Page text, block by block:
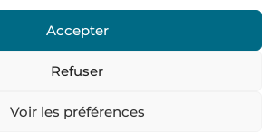
Accepter
Refuser
Voir les préférences
d’ouverture :
9:00 – 12:00 / 14:00 – 17:00
: 9:00 – 12:00
–Politique des cookies